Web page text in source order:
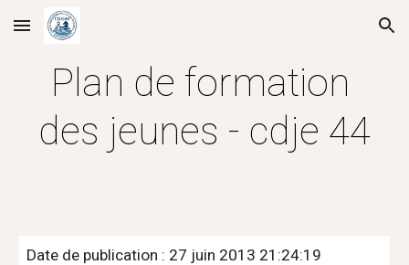
Skip to main content Skip to navigation
Plan de formation
des jeunes - cdje 44
Date de publication : 27 juin 2013 21:24:19